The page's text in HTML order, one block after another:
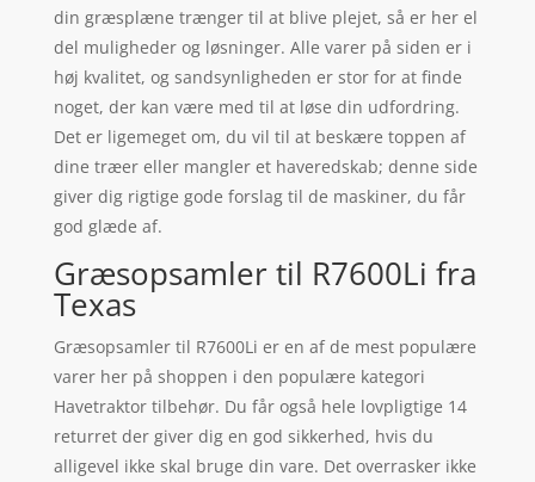
din græsplæne trænger til at blive plejet, så er her el
del muligheder og løsninger. Alle varer på siden er i
høj kvalitet, og sandsynligheden er stor for at finde
noget, der kan være med til at løse din udfordring.
Det er ligemeget om, du vil til at beskære toppen af
dine træer eller mangler et haveredskab; denne side
giver dig rigtige gode forslag til de maskiner, du får
god glæde af.
Græsopsamler til R7600Li fra
Texas
Græsopsamler til R7600Li er en af de mest populære
varer her på shoppen i den populære kategori
Havetraktor tilbehør. Du får også hele lovpligtige 14
returret der giver dig en god sikkerhed, hvis du
alligevel ikke skal bruge din vare. Det overrasker ikke